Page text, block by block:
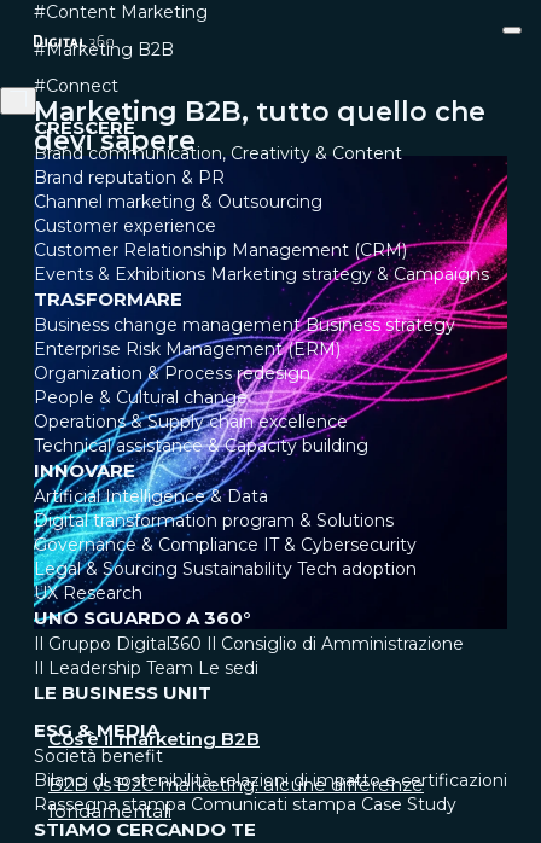
CRESCERE
Brand communication, Creativity & Content
Brand reputation & PR
Channel marketing & Outsourcing
Customer experience
Customer Relationship Management (CRM)
Events & Exhibitions Marketing strategy & Campaigns
TRASFORMARE
Business change management Business strategy
Enterprise Risk Management (ERM)
Organization & Process redesign
People & Cultural change
Operations & Supply chain excellence
Technical assistance & Capacity building
INNOVARE
Artificial Intelligence & Data
Digital transformation program & Solutions
Governance & Compliance IT & Cybersecurity
Legal & Sourcing Sustainability Tech adoption
UX Research
UNO SGUARDO A 360°
Il Gruppo Digital360 Il Consiglio di Amministrazione
Il Leadership Team Le sedi
LE BUSINESS UNIT
ESG & MEDIA
Società benefit
Bilanci di sostenibilità, relazioni di impatto e certificazioni
Rassegna stampa Comunicati stampa Case Study
STIAMO CERCANDO TE
#Content Marketing
#Marketing B2B
#Connect
Marketing B2B, tutto quello che
devi sapere
Cos’è il marketing B2B
B2B vs B2C marketing: alcune differenze
fondamentali